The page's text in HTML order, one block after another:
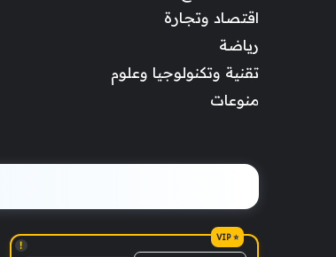
اقتصاد وتجارة
رياضة
تقنية وتكنولوجيا وعلوم
منوعات
!